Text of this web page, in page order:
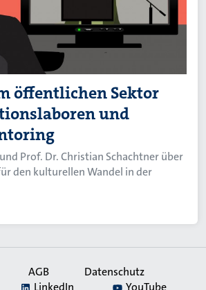
öffentlichen Sektor
und
Prof. Dr. Christian Schachtner über
den kulturellen Wandel in der
AGB
Datenschutz
LinkedIn YouTube